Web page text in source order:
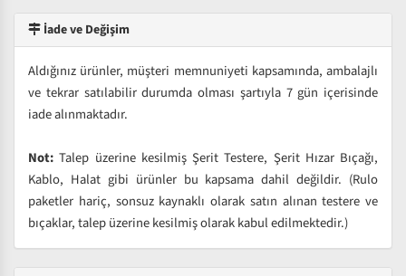
İade ve Değişim
Aldığınız ürünler, müşteri memnuniyeti kapsamında, ambalajlı
ve tekrar satılabilir durumda olması şartıyla 7 gün içerisinde
iade alınmaktadır.
Not: Talep üzerine kesilmiş Şerit Testere, Şerit Hızar Bıçağı,
Kablo, Halat gibi ürünler bu kapsama dahil değildir. (Rulo
paketler hariç, sonsuz kaynaklı olarak satın alınan testere ve
bıçaklar, talep üzerine kesilmiş olarak kabul edilmektedir.)